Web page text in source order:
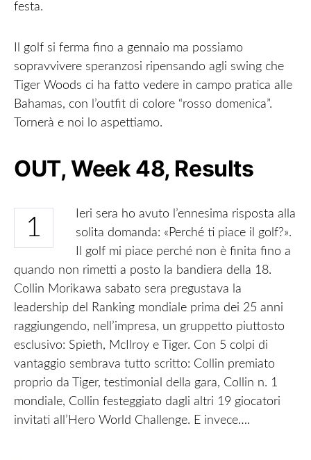
festa.
Il golf si ferma fino a gennaio ma possiamo
sopravvivere speranzosi ripensando agli swing che
Tiger Woods ci ha fatto vedere in campo pratica alle
Bahamas, con l’outfit di colore “rosso domenica”.
Tornerà e noi lo aspettiamo.
OUT, Week 48, Results
1
Ieri sera ho avuto l’ennesima risposta alla
solita domanda: «Perché ti piace il golf?».
Il golf mi piace perché non è finita fino a
quando non rimetti a posto la bandiera della 18.
Collin Morikawa sabato sera pregustava la
leadership del Ranking mondiale prima dei 25 anni
raggiungendo, nell’impresa, un gruppetto piuttosto
esclusivo: Spieth, McIlroy e Tiger. Con 5 colpi di
vantaggio sembrava tutto scritto: Collin premiato
proprio da Tiger, testimonial della gara, Collin n. 1
mondiale, Collin festeggiato dagli altri 19 giocatori
invitati all’Hero World Challenge. E invece….